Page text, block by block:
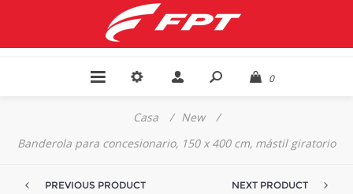
0
Casa / New
/
Banderola para concesionario, 150 x 400 cm, mástil giratorio
PREVIOUS PRODUCT NEXT PRODUCT